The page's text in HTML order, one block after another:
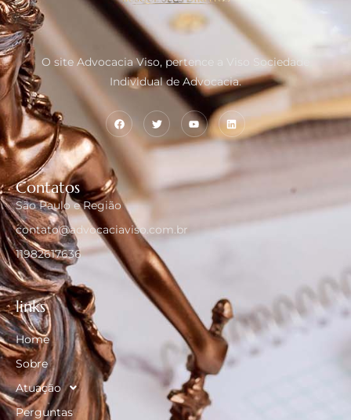
O site Advocacia Viso, pertence a Viso Sociedade
Individual de Advocacia.
Contatos
São Paulo e Região
contato@advocaciaviso.com.br
11982617636
links
Home
Sobre
Atuação
Perguntas